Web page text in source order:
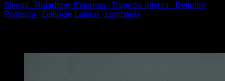
Bíceps ∙ Rotadores Externos ∙ Trapézio Inferior ∙ Deltoide
Posterior ∙ Deltoide Lateral ∙ Lombares